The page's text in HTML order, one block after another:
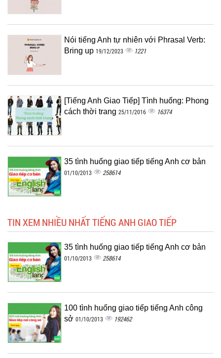
Nói tiếng Anh tự nhiên với Phrasal Verb:
Bring up 19/12/2023 1221
[Tiếng Anh Giao Tiếp] Tình huống: Phong
cách thời trang 25/11/2016 16374
35 tình huống giao tiếp tiếng Anh cơ bản
01/10/2013 258614
TIN XEM NHIỀU NHẤT TIẾNG ANH GIAO TIẾP
35 tình huống giao tiếp tiếng Anh cơ bản
01/10/2013 258614
100 tình huống giao tiếp tiếng Anh công
sở 01/10/2013 192462